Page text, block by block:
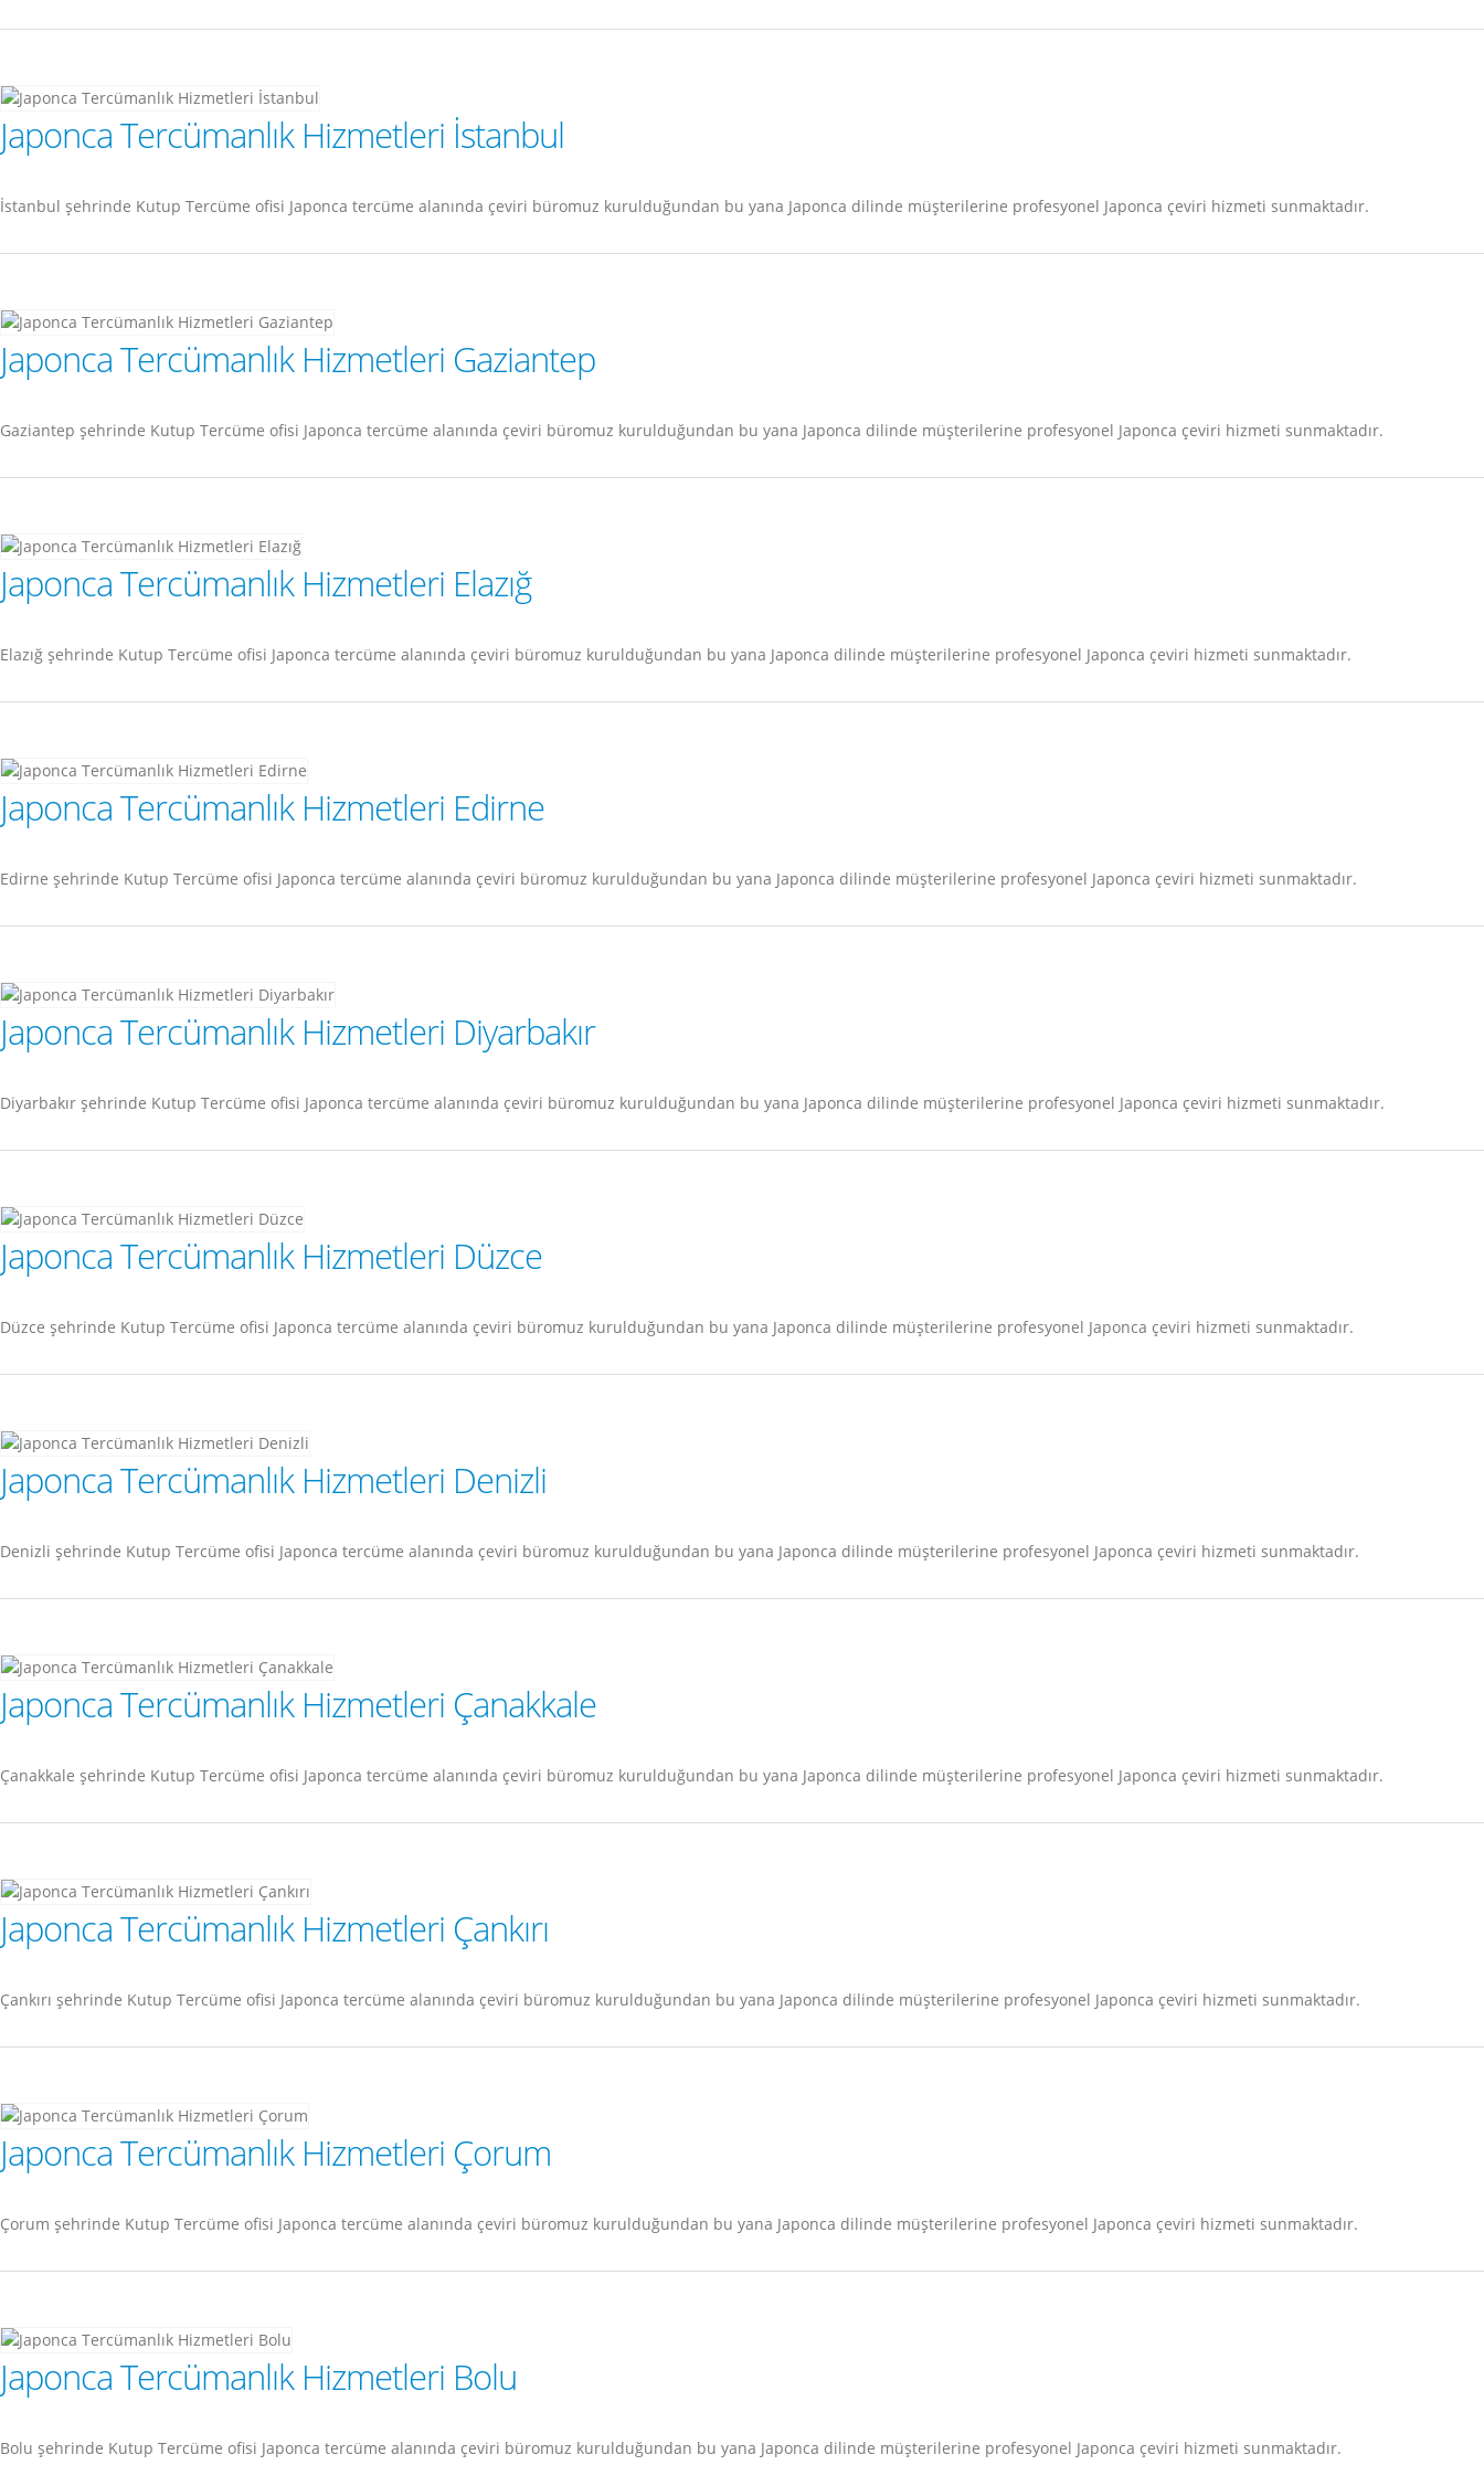
Japonca Tercümanlık Hizmetleri İstanbul
İstanbul şehrinde Kutup Tercüme ofisi Japonca tercüme alanında çeviri büromuz kurulduğundan bu yana Japonca dilinde müşterilerine profesyonel Japonca çeviri hizmeti sunmaktadır.
Japonca Tercümanlık Hizmetleri Gaziantep
Gaziantep şehrinde Kutup Tercüme ofisi Japonca tercüme alanında çeviri büromuz kurulduğundan bu yana Japonca dilinde müşterilerine profesyonel Japonca çeviri hizmeti sunmaktadır.
Japonca Tercümanlık Hizmetleri Elazığ
Elazığ şehrinde Kutup Tercüme ofisi Japonca tercüme alanında çeviri büromuz kurulduğundan bu yana Japonca dilinde müşterilerine profesyonel Japonca çeviri hizmeti sunmaktadır.
Japonca Tercümanlık Hizmetleri Edirne
Edirne şehrinde Kutup Tercüme ofisi Japonca tercüme alanında çeviri büromuz kurulduğundan bu yana Japonca dilinde müşterilerine profesyonel Japonca çeviri hizmeti sunmaktadır.
Japonca Tercümanlık Hizmetleri Diyarbakır
Diyarbakır şehrinde Kutup Tercüme ofisi Japonca tercüme alanında çeviri büromuz kurulduğundan bu yana Japonca dilinde müşterilerine profesyonel Japonca çeviri hizmeti sunmaktadır.
Japonca Tercümanlık Hizmetleri Düzce
Düzce şehrinde Kutup Tercüme ofisi Japonca tercüme alanında çeviri büromuz kurulduğundan bu yana Japonca dilinde müşterilerine profesyonel Japonca çeviri hizmeti sunmaktadır.
Japonca Tercümanlık Hizmetleri Denizli
Denizli şehrinde Kutup Tercüme ofisi Japonca tercüme alanında çeviri büromuz kurulduğundan bu yana Japonca dilinde müşterilerine profesyonel Japonca çeviri hizmeti sunmaktadır.
Japonca Tercümanlık Hizmetleri Çanakkale
Çanakkale şehrinde Kutup Tercüme ofisi Japonca tercüme alanında çeviri büromuz kurulduğundan bu yana Japonca dilinde müşterilerine profesyonel Japonca çeviri hizmeti sunmaktadır.
Japonca Tercümanlık Hizmetleri Çankırı
Çankırı şehrinde Kutup Tercüme ofisi Japonca tercüme alanında çeviri büromuz kurulduğundan bu yana Japonca dilinde müşterilerine profesyonel Japonca çeviri hizmeti sunmaktadır.
Japonca Tercümanlık Hizmetleri Çorum
Çorum şehrinde Kutup Tercüme ofisi Japonca tercüme alanında çeviri büromuz kurulduğundan bu yana Japonca dilinde müşterilerine profesyonel Japonca çeviri hizmeti sunmaktadır.
Japonca Tercümanlık Hizmetleri Bolu
Bolu şehrinde Kutup Tercüme ofisi Japonca tercüme alanında çeviri büromuz kurulduğundan bu yana Japonca dilinde müşterilerine profesyonel Japonca çeviri hizmeti sunmaktadır.